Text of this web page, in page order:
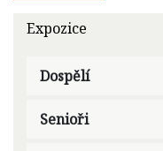
Expozice
Dospělí
Senioři